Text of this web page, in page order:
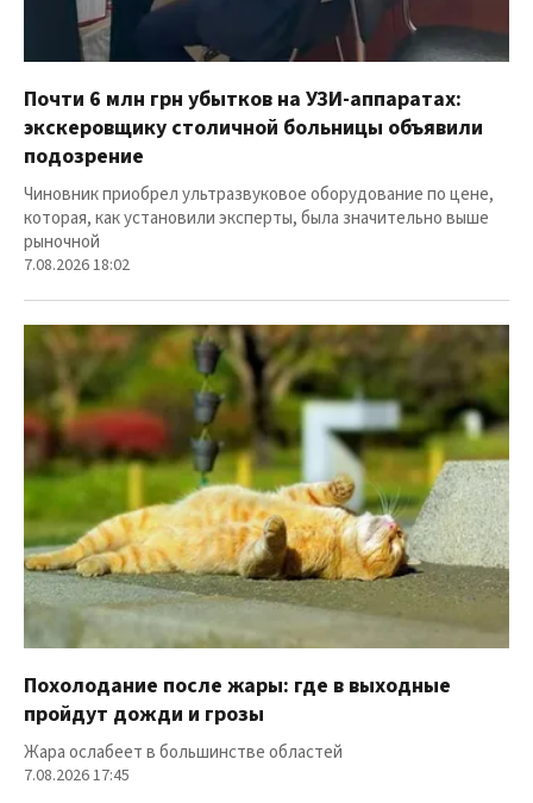
Почти 6 млн грн убытков на УЗИ-аппаратах:
экскеровщику столичной больницы объявили
подозрение
Чиновник приобрел ультразвуковое оборудование по цене,
которая, как установили эксперты, была значительно выше
рыночной
7.08.2026 18:02
Похолодание после жары: где в выходные
пройдут дожди и грозы
Жара ослабеет в большинстве областей
7.08.2026 17:45